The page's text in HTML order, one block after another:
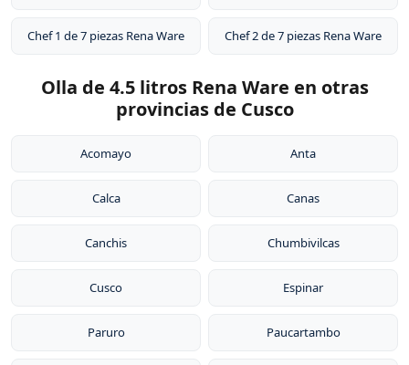
Chef 1 de 7 piezas Rena Ware Chef 2 de 7 piezas Rena Ware
Olla de 4.5 litros Rena Ware en otras
provincias de Cusco
Acomayo Anta
Calca Canas
Canchis Chumbivilcas
Cusco Espinar
Paruro Paucartambo